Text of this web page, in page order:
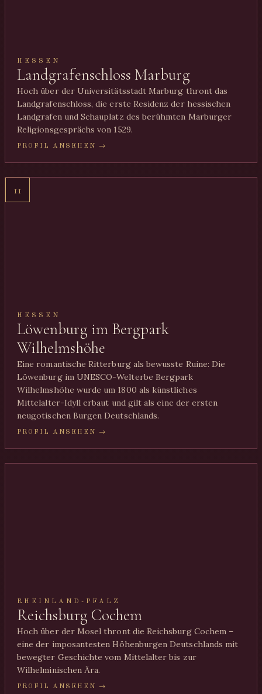
HESSEN
Landgrafenschloss Marburg
Hoch über der Universitätsstadt Marburg thront das
Landgrafenschloss, die erste Residenz der hessischen
Landgrafen und Schauplatz des berühmten Marburger
Religionsgesprächs von 1529.
PROFIL ANSEHEN →
11
HESSEN
Löwenburg im Bergpark
Wilhelmshöhe
Eine romantische Ritterburg als bewusste Ruine: Die
Löwenburg im UNESCO-Welterbe Bergpark
Wilhelmshöhe wurde um 1800 als künstliches
Mittelalter-Idyll erbaut und gilt als eine der ersten
neugotischen Burgen Deutschlands.
PROFIL ANSEHEN →
RHEINLAND-PFALZ
Reichsburg Cochem
Hoch über der Mosel thront die Reichsburg Cochem –
eine der imposantesten Höhenburgen Deutschlands mit
bewegter Geschichte vom Mittelalter bis zur
Wilhelminischen Ära.
PROFIL ANSEHEN →